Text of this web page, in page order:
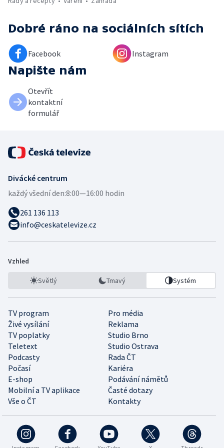
Dobré ráno na sociálních sítích
Facebook Instagram
Napište nám
Otevřít
kontaktní
formulář
Divácké centrum
každý všední den:8:00—16:00 hodin
261 136 113
info@ceskatelevize.cz
Vzhled
Světlý Tmavý Systém
TV program
Pro média
Živé vysílání
Reklama
TV poplatky
Studio Brno
Teletext
Studio Ostrava
Podcasty
Rada ČT
Počasí
Kariéra
E-shop
Podávání námětů
Mobilní a TV aplikace
Časté dotazy
Vše o ČT
Kontakty